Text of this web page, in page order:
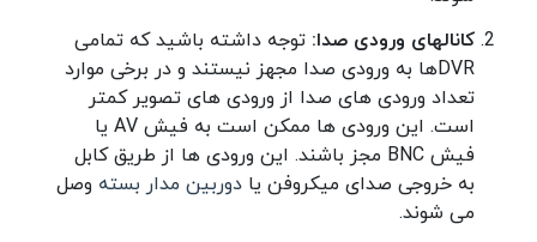
کانالهای ورودی صدا: توجه داشته باشید که تمامی
DVRها به ورودی صدا مجهز نیستند و در برخی موارد
تعداد ورودی های صدا از ورودی های تصویر کمتر
است. این ورودی ها ممکن است به فیش AV یا
فیش BNC مجز باشند. این ورودی ها از طریق کابل
به خروجی صدای میکروفن یا دوربین مدار بسته وصل
می شوند.